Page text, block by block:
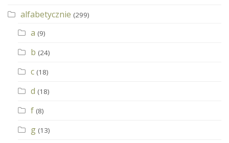
alfabetycznie (299)
a (9)
b (24)
c (18)
d (18)
f (8)
g (13)